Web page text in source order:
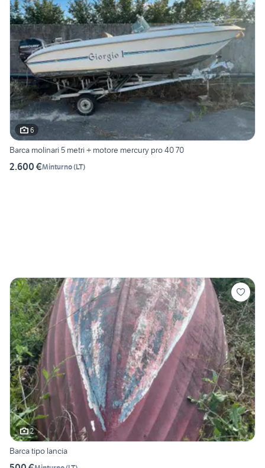
6
Barca molinari 5 metri + motore mercury pro 40 70
2.600 €Minturno(LT)
2
Barca tipo lancia